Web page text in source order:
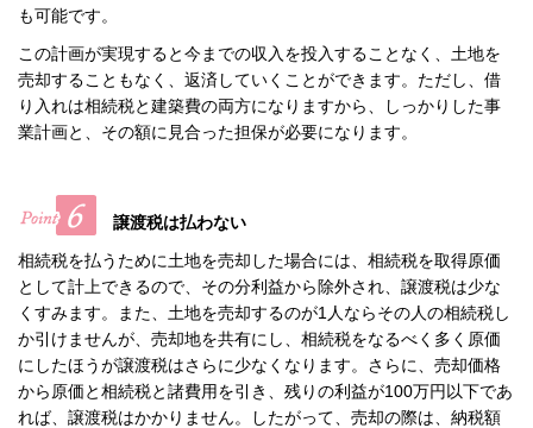
も可能です。
この計画が実現すると今までの収入を投入することなく、土地を
売却することもなく、返済していくことができます。ただし、借
り入れは相続税と建築費の両方になりますから、しっかりした事
業計画と、その額に見合った担保が必要になります。
譲渡税は払わない
相続税を払うために土地を売却した場合には、相続税を取得原価
として計上できるので、その分利益から除外され、譲渡税は少な
くすみます。また、土地を売却するのが1人ならその人の相続税し
か引けませんが、売却地を共有にし、相続税をなるべく多く原価
にしたほうが譲渡税はさらに少なくなります。さらに、売却価格
から原価と相続税と諸費用を引き、残りの利益が100万円以下であ
れば、譲渡税はかかりません。したがって、売却の際は、納税額